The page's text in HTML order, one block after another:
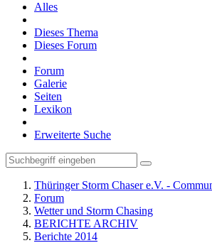
Alles
Dieses Thema
Dieses Forum
Forum
Galerie
Seiten
Lexikon
Erweiterte Suche
Thüringer Storm Chaser e.V. -
Forum
Wetter und Storm Chasing
BERICHTE ARCHIV
Berichte 2014